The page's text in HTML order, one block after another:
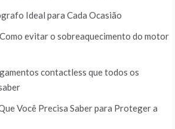
Ideal para Cada Ocasião
evitar o sobreaquecimento do motor
contactless que todos os
Você Precisa Saber para Proteger a